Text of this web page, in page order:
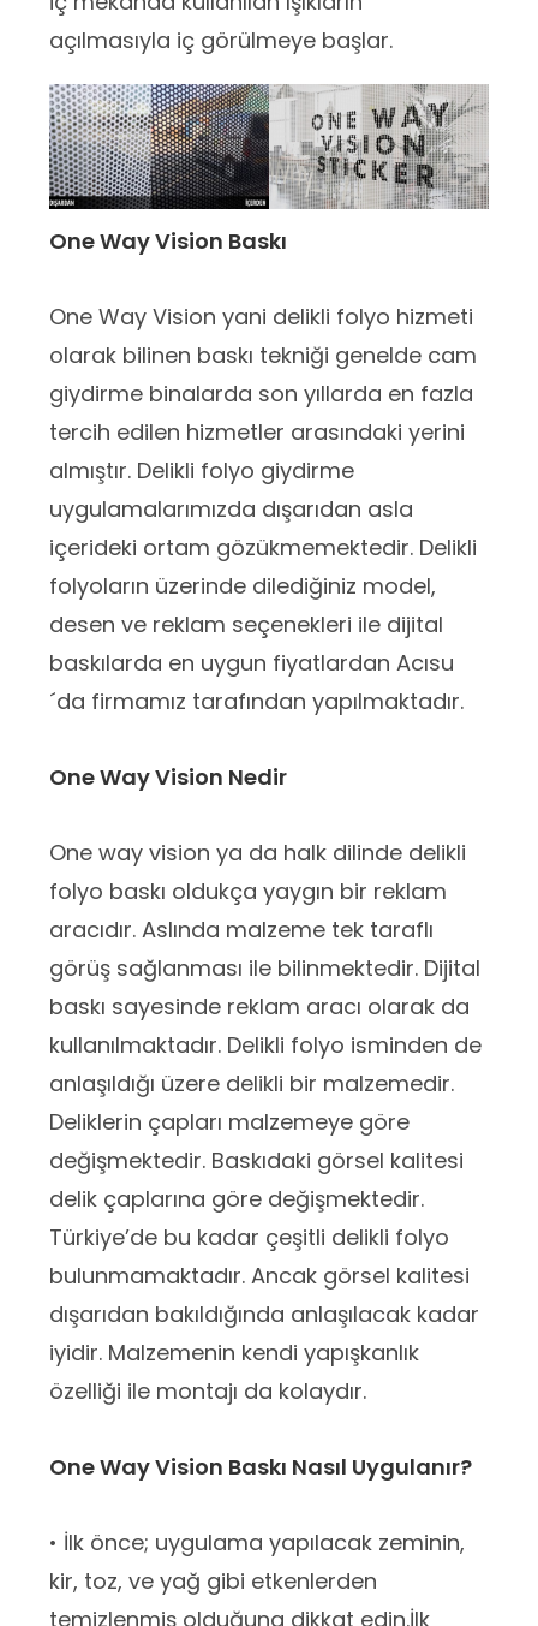
açılmasıyla iç görülmeye başlar.
One Way Vision Baskı
One Way Vision yani delikli folyo hizmeti
olarak bilinen baskı tekniği genelde cam
giydirme binalarda son yıllarda en fazla
tercih edilen hizmetler arasındaki yerini
almıştır. Delikli folyo giydirme
uygulamalarımızda dışarıdan asla
içerideki ortam gözükmemektedir. Delikli
folyoların üzerinde dilediğiniz model,
desen ve reklam seçenekleri ile dijital
baskılarda en uygun fiyatlardan Acısu
´da firmamız tarafından yapılmaktadır.
One Way Vision Nedir
One way vision ya da halk dilinde delikli
folyo baskı oldukça yaygın bir reklam
aracıdır. Aslında malzeme tek taraflı
görüş sağlanması ile bilinmektedir. Dijital
baskı sayesinde reklam aracı olarak da
kullanılmaktadır. Delikli folyo isminden de
anlaşıldığı üzere delikli bir malzemedir.
Deliklerin çapları malzemeye göre
değişmektedir. Baskıdaki görsel kalitesi
delik çaplarına göre değişmektedir.
Türkiye’de bu kadar çeşitli delikli folyo
bulunmamaktadır. Ancak görsel kalitesi
dışarıdan bakıldığında anlaşılacak kadar
iyidir. Malzemenin kendi yapışkanlık
özelliği ile montajı da kolaydır.
One Way Vision Baskı Nasıl Uygulanır?
• İlk önce; uygulama yapılacak zeminin,
kir, toz, ve yağ gibi etkenlerden
temizlenmiş olduğuna dikkat edin.İlk